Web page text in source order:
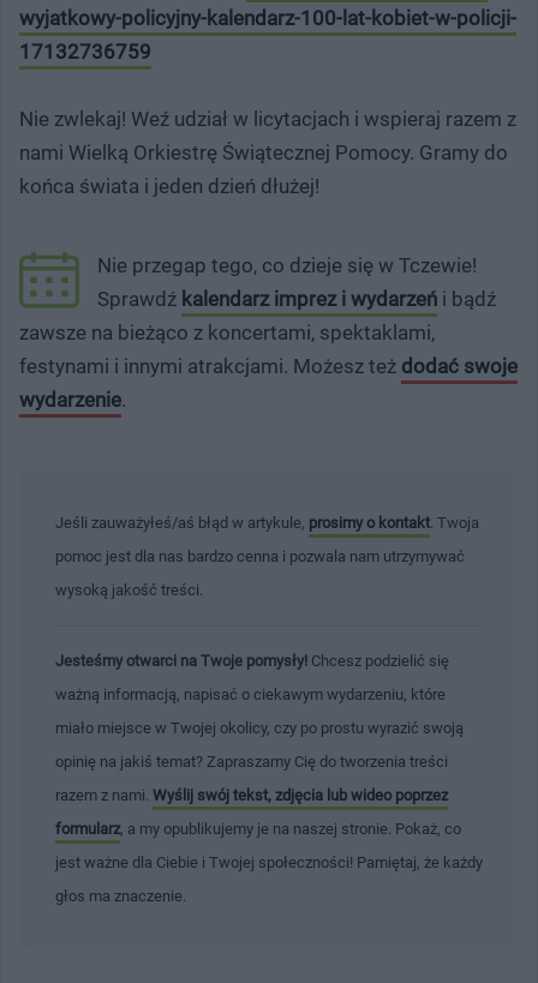
wyjatkowy-policyjny-kalendarz-100-lat-kobiet-w-policji-
17132736759
Nie zwlekaj! Weź udział w licytacjach i wspieraj razem z
nami Wielką Orkiestrę Świątecznej Pomocy. Gramy do
końca świata i jeden dzień dłużej!
Nie przegap tego, co dzieje się w Tczewie!
Sprawdź kalendarz imprez i wydarzeń i bądź
zawsze na bieżąco z koncertami, spektaklami,
festynami i innymi atrakcjami. Możesz też dodać swoje
wydarzenie.
Jeśli zauważyłeś/aś błąd w artykule, prosimy o kontakt . Twoja
pomoc jest dla nas bardzo cenna i pozwala nam utrzymywać
wysoką jakość treści.
Jesteśmy otwarci na Twoje pomysły! Chcesz podzielić się
ważną informacją, napisać o ciekawym wydarzeniu, które
miało miejsce w Twojej okolicy, czy po prostu wyrazić swoją
opinię na jakiś temat? Zapraszamy Cię do tworzenia treści
razem z nami. Wyślij swój tekst, zdjęcia lub wideo poprzez
formularz , a my opublikujemy je na naszej stronie. Pokaż, co
jest ważne dla Ciebie i Twojej społeczności! Pamiętaj, że każdy
głos ma znaczenie.